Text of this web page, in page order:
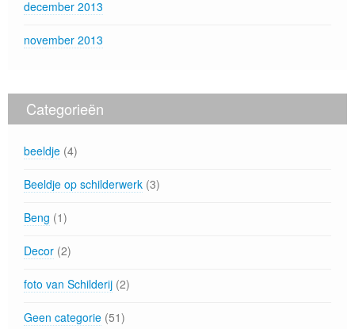
december 2013
november 2013
Categorieën
beeldje (4)
Beeldje op schilderwerk (3)
Beng (1)
Decor (2)
foto van Schilderij (2)
Geen categorie (51)